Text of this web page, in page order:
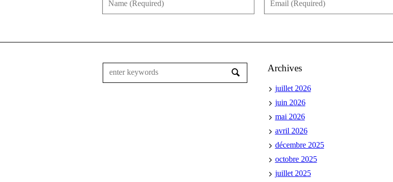
Archives
juillet 2026
juin 2026
mai 2026
avril 2026
décembre 2025
octobre 2025
juillet 2025